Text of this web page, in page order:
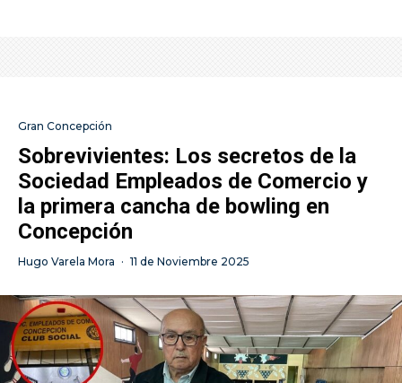
Gran Concepción
Sobrevivientes: Los secretos de la
Sociedad Empleados de Comercio y
la primera cancha de bowling en
Concepción
Hugo Varela Mora · 11 de Noviembre 2025